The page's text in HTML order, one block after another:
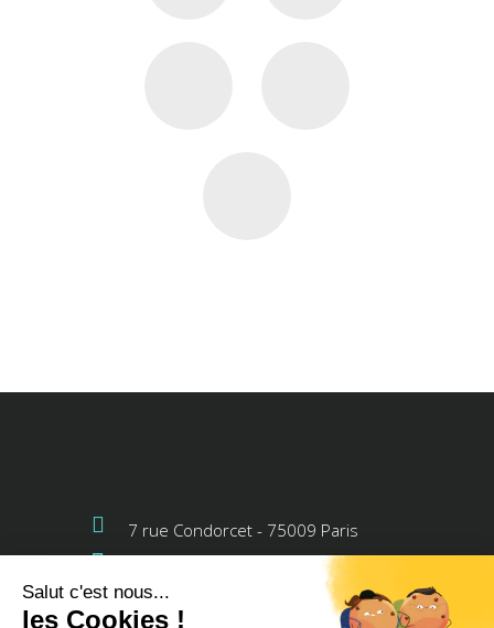
7 rue Condorcet - 75009 Paris
Lun-Ven : 08h30 - 17h30